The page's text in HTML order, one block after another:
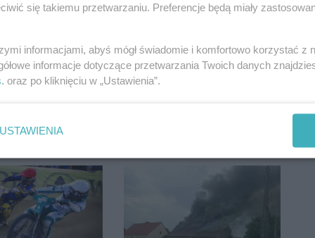
zbiórkę
się takiemu przetwarzaniu. Preferencje będą miały
informacjami, abyś mógł świadomie i komfortowo korzystać z
informacje dotyczące przetwarzania Twoich danych
. oraz po kliknięciu w „Ustawienia”.
USTAWIENIA